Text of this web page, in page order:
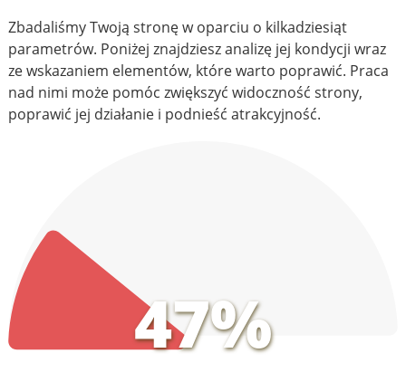
Zbadaliśmy Twoją stronę w oparciu o kilkadziesiąt
parametrów. Poniżej znajdziesz analizę jej kondycji wraz
ze wskazaniem elementów, które warto poprawić. Praca
nad nimi może pomóc zwiększyć widoczność strony,
poprawić jej działanie i podnieść atrakcyjność.
47%